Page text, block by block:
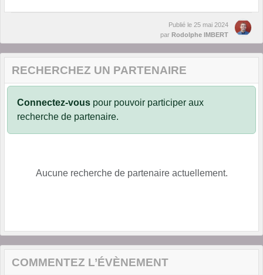
Publié le 25 mai 2024
par Rodolphe IMBERT
RECHERCHEZ UN PARTENAIRE
Connectez-vous pour pouvoir participer aux
recherche de partenaire.
Aucune recherche de partenaire actuellement.
COMMENTEZ L’ÉVÈNEMENT